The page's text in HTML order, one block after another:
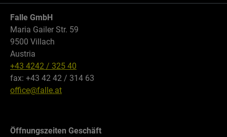
Falle GmbH
Maria Gailer Str. 59
9500 Villach
Austria
+43 4242 / 325 40
fax: +43 42 42 / 314 63
office@falle.at
Öffnungszeiten Geschäft